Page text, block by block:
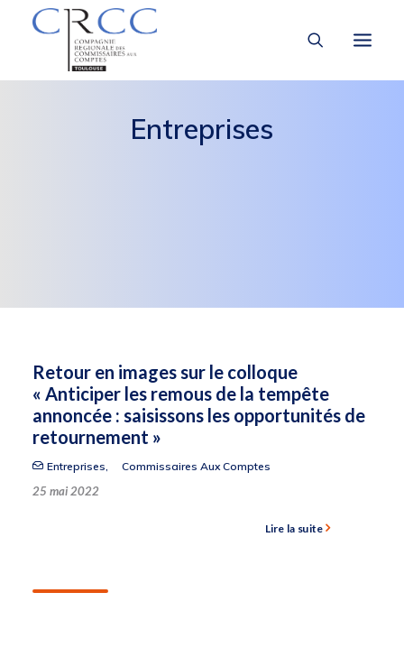
Entreprises
Retour en images sur le colloque
« Anticiper les remous de la tempête
annoncée : saisissons les opportunités de
retournement »
Entreprises, Commissaires Aux Comptes
25 mai 2022
Lire la suite